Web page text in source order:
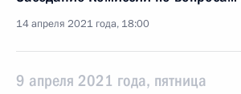
14 апреля 2021 года, 18:00
9 апреля 2021 года, пятница